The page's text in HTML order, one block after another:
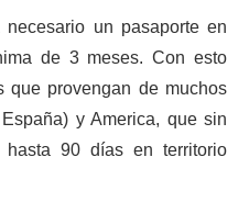
un pasaporte en
de 3 meses. Con esto
que provengan de muchos
y America, que sin
hasta 90 días en territorio